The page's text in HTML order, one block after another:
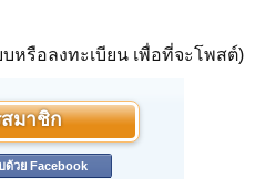
หรือลงทะเบียน เพื่อที่จะโพสต์)
มาชิก
ด้วย Facebook